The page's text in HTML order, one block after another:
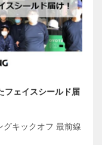
フェイスシールド届
キックオフ 最前線